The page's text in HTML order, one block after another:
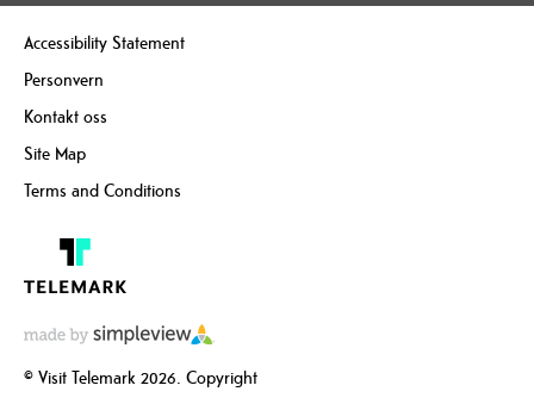
Accessibility Statement
Personvern
Kontakt oss
Site Map
Terms and Conditions
© Visit Telemark 2026. Copyright